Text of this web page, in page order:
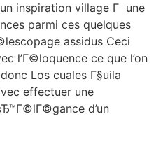
inspiration village Г une
parmi ces quelques
assidus Ceci
l’Г©loquence ce que l’on
Los cuales Г§uila
effectuer une
d’un